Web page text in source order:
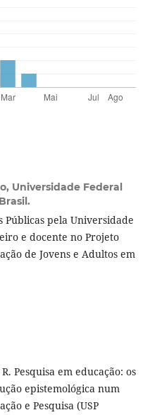
Universidade Federal
Públicas pela Universidade
e docente no Projeto
de Jovens e Adultos em
Pesquisa em educação: os
epistemológica num
e Pesquisa (USP